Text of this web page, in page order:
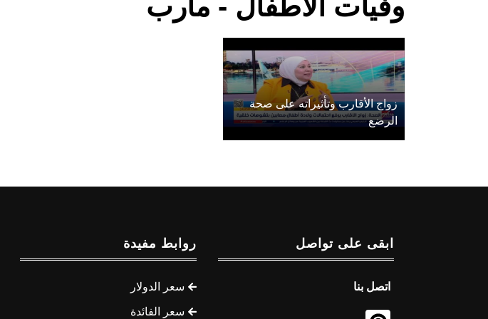
وفيات الأطفال - مأرب
زواج الأقارب وتأثيراته على صحة
الرضع
ابقى على تواصل
اتصل بنا
روابط مفيدة
سعر الدولار
سعر الفائدة